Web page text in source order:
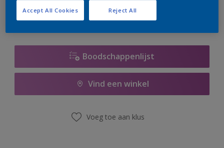
Boodschappenlijst
Vind een winkel
Voeg toe aan klus
Reject All
Accept All Cookies